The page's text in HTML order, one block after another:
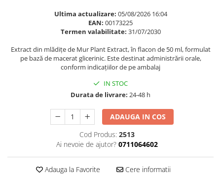
Supliment Complexe
Supliment Magneziu
Supliment Vitamina B
Supliment Vitamina D3
Supliment Vitamina E
Supliment Zinc
Tincturi si Gemoderivate
Tuse gat si respiratie
Vitamine si minerale
Ultima actualizare: 05/08/2026 16:04
EAN: 00173225
Termen valabilitate: 31/07/2030
Extract din mlădițe de Mur Plant Extract, în flacon de 50 ml, formulat
pe bază de macerat glicerinic. Este destinat administrării orale,
conform indicațiilor de pe ambalaj
IN STOC
Durata de livrare: 24-48 h
ADAUGA IN COS
Cod Produs: 2513
Ai nevoie de ajutor? 0711064602
Adauga la Favorite Cere informatii